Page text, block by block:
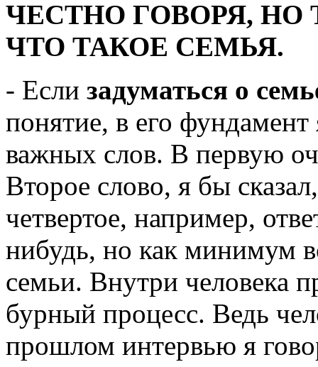
ЧЕСТНО ГОВОРЯ, НО
ЧТО ТАКОЕ СЕМЬЯ.
- Если задуматься о
понятие, в его
важных слов. В первую
Второе слово, я бы
четвертое, например,
нибудь, но как минимум
семьи. Внутри человека
бурный процесс. Ведь
прошлом интервью я